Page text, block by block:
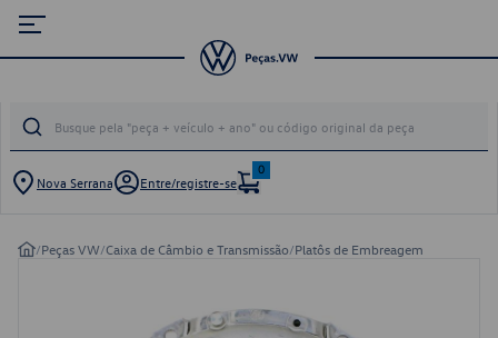
Nova Serrana Entre/registre-se
0
/Peças VW/Caixa de Câmbio e Transmissão/Platôs de Embreagem